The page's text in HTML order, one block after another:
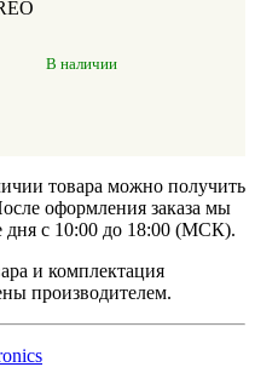
В наличии
товара можно получить
оформления заказа мы
дня с 10:00 до 18:00 (МСК).
и комплектация
производителем.